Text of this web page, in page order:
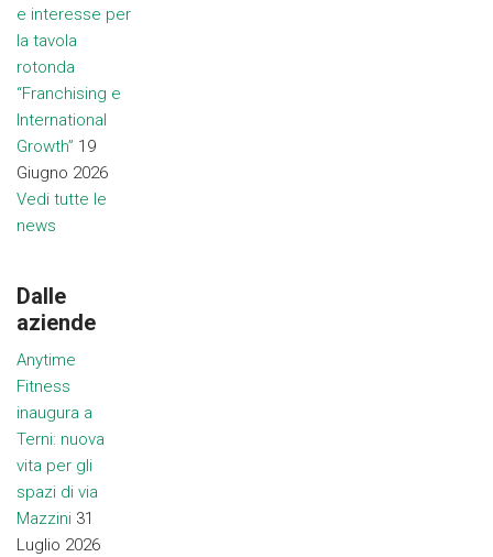
e interesse per
la tavola
rotonda
“Franchising e
International
Growth” 19
Giugno 2026
Vedi tutte le
news
Dalle
aziende
Anytime
Fitness
inaugura a
Terni: nuova
vita per gli
spazi di via
Mazzini 31
Luglio 2026